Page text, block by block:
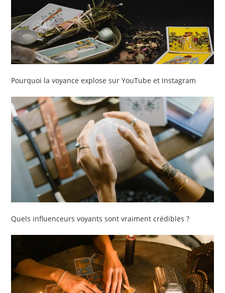
Pourquoi la voyance explose sur YouTube et Instagram
Quels influenceurs voyants sont vraiment crédibles ?